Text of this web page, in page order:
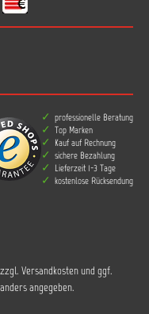
professionelle Beratung
Top Marken
Kauf auf Rechnung
sichere Bezahlung
Lieferzeit 1-3 Tage
kostenlose Rücksendung
Versandkostenund ggf.
angegeben.